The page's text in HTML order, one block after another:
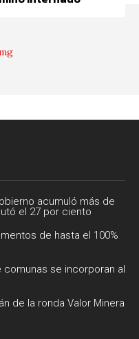
acumuló más de
el 27 por ciento
de hasta el 100%
se incorporan al
de la ronda Valor Minera